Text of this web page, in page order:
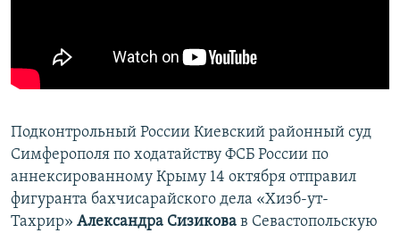
КРЫМ.НЕПОКОРЕННЫЙ
ELIFBE
Все сайты RFE/RL
Подконтрольный России Киевский районный суд
Симферополя по ходатайству ФСБ России по
аннексированному Крыму 14 октября отправил
фигуранта бахчисарайского дела «Хизб-ут-
Тахрир» Александра Сизикова в Севастопольскую